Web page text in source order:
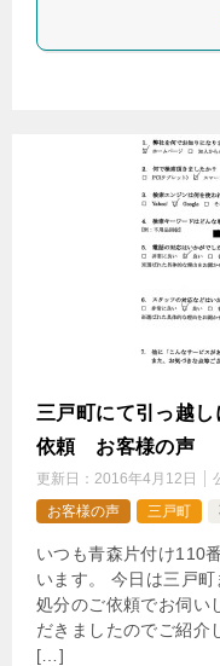
三戸町にて引っ越
依頼 お客様の声
更新日： 2016年4月12日
お客様の声
三戸町
いつも青森片付け110
います。 今日は三戸
処分のご依頼でお伺い
だきましたのでご紹介
[…]